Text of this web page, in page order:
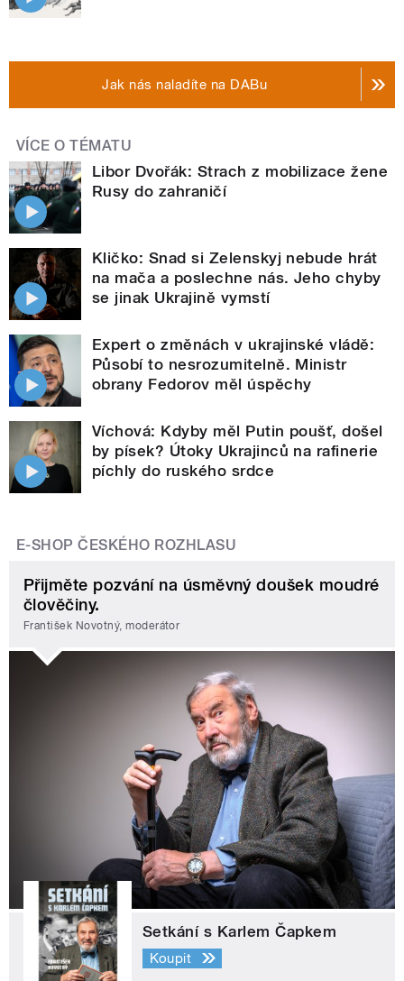
Jak nás naladíte na DABu
VÍCE O TÉMATU
Libor Dvořák: Strach z mobilizace žene
Rusy do zahraničí
Kličko: Snad si Zelenskyj nebude hrát
na mača a poslechne nás. Jeho chyby
se jinak Ukrajině vymstí
Expert o změnách v ukrajinské vládě:
Působí to nesrozumitelně. Ministr
obrany Fedorov měl úspěchy
Víchová: Kdyby měl Putin poušť, došel
by písek? Útoky Ukrajinců na rafinerie
píchly do ruského srdce
E-SHOP ČESKÉHO ROZHLASU
Přijměte pozvání na úsměvný doušek moudré
člověčiny.
František Novotný, moderátor
Setkání s Karlem Čapkem
Koupit